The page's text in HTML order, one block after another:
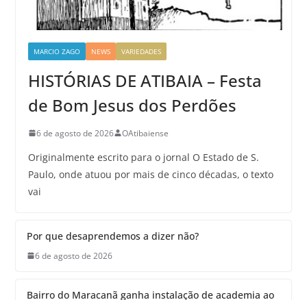
MARCIO ZAGO NEWS VARIEDADES
HISTÓRIAS DE ATIBAIA – Festa
de Bom Jesus dos Perdões
6 de agosto de 2026 OAtibaiense
Originalmente escrito para o jornal O Estado de S.
Paulo, onde atuou por mais de cinco décadas, o texto
vai
Por que desaprendemos a dizer não?
6 de agosto de 2026
Bairro do Maracanã ganha instalação de academia ao